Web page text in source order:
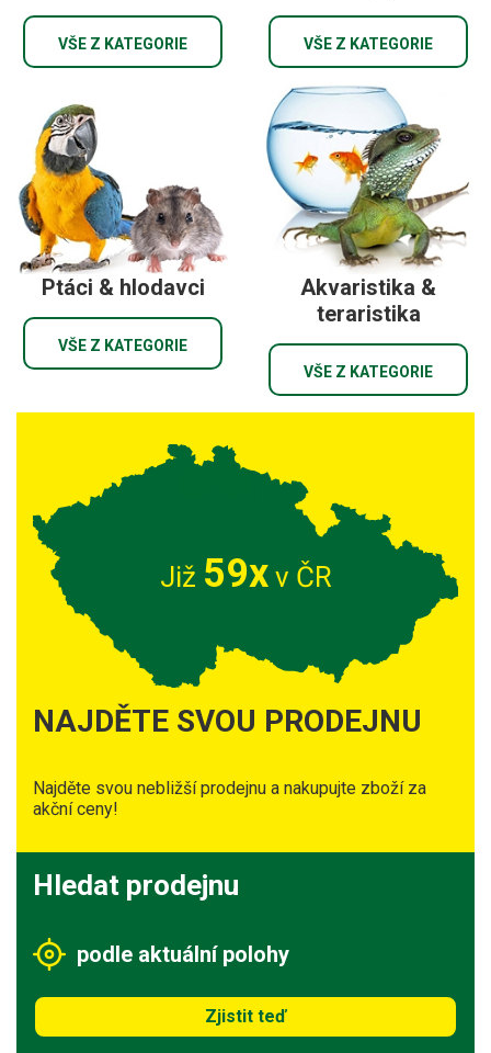
VŠE Z KATEGORIE VŠE Z KATEGORIE
Ptáci & hlodavci
VŠE Z KATEGORIE
Akvaristika &
teraristika
VŠE Z KATEGORIE
Již 59xv ČR
NAJDĚTE SVOU PRODEJNU
Najděte svou nebližší prodejnu a nakupujte zboží za
akční ceny!
Hledat prodejnu
podle aktuální polohy
Zjistit teď